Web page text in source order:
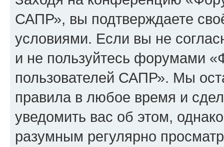
САПР», вы подтверждаете
условиями. Если вы не
и не пользуйтесь форумами
пользователей САПР». Мы
правила в любое время и
уведомить вас об этом,
разумным регулярно